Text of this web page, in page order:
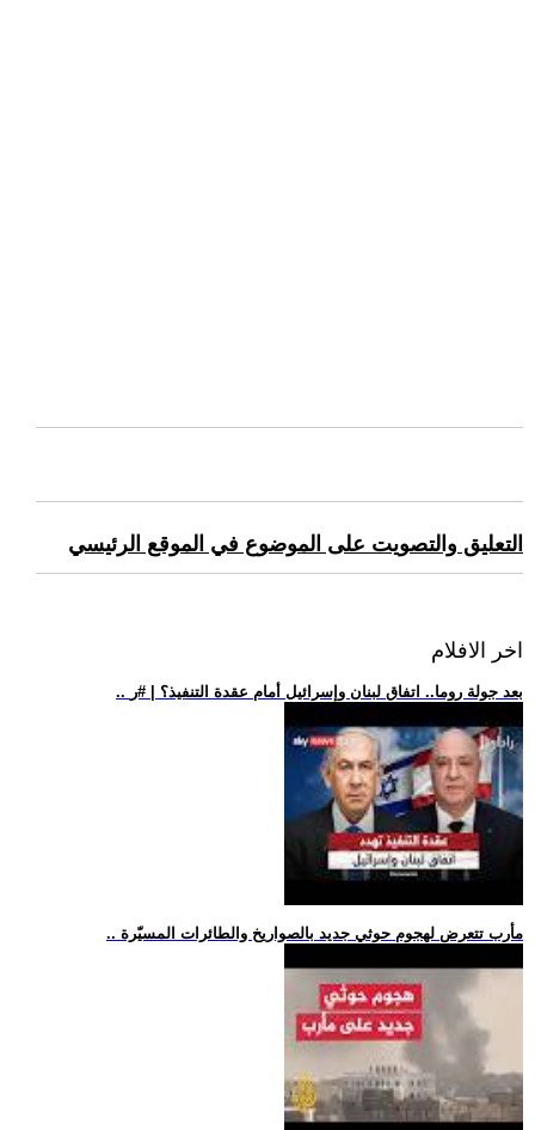
التعليق والتصويت على الموضوع في الموقع الرئيسي
اخر الافلام
.. بعد جولة روما.. اتفاق لبنان وإسرائيل أمام عقدة التنفيذ؟ | #ر
.. مأرب تتعرض لهجوم حوثي جديد بالصواريخ والطائرات المسيّرة